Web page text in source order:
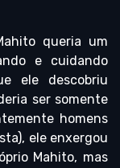
queria um
e cuidando
ele descobriu
ser somente
homens
ele enxergou
Mahito, mas